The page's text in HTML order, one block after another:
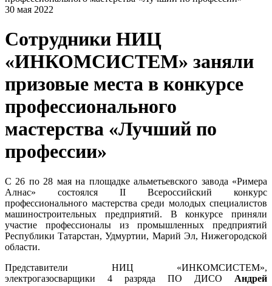
30 мая 2022
Сотрудники НИЦ
«ИНКОМСИСТЕМ» заняли
призовые места в конкурсе
профессионального
мастерства «Лучший по
профессии»
С 26 по 28 мая на площадке альметьевского завода «Римера
Алнас» состоялся II Всероссийский конкурс
профессионального мастерства среди молодых специалистов
машиностроительных предприятий. В конкурсе приняли
участие профессионалы из промышленных предприятий
Республики Татарстан, Удмуртии, Марий Эл, Нижегородской
области.
Представители НИЦ «ИНКОМСИСТЕМ»,
электрогазосварщики 4 разряда ПО ДИСО Андрей